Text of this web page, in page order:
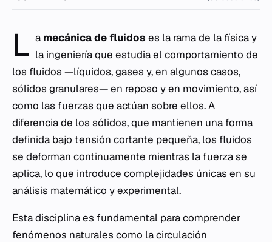
L a mecánica de fluidos es la rama de la física y
la ingeniería que estudia el comportamiento de
los fluidos —líquidos, gases y, en algunos casos,
sólidos granulares— en reposo y en movimiento, así
como las fuerzas que actúan sobre ellos. A
diferencia de los sólidos, que mantienen una forma
definida bajo tensión cortante pequeña, los fluidos
se deforman continuamente mientras la fuerza se
aplica, lo que introduce complejidades únicas en su
análisis matemático y experimental.
Esta disciplina es fundamental para comprender
fenómenos naturales como la circulación